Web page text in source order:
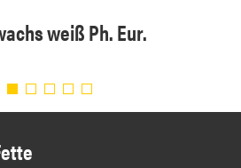
weiß Ph. Eur.